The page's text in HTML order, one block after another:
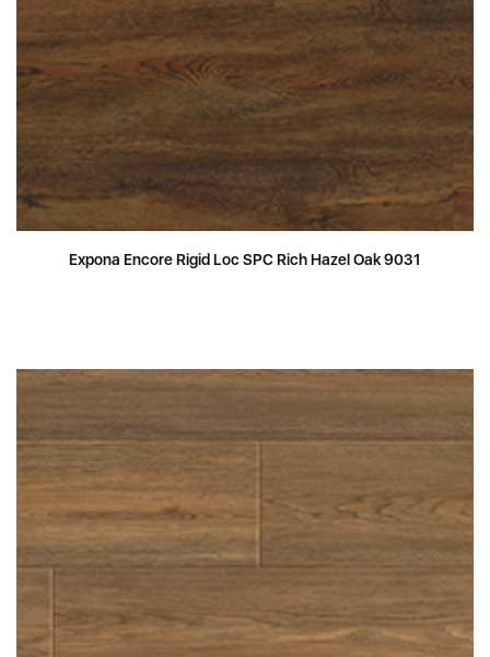
Expona Encore Rigid Loc SPC Rich Hazel Oak 9031